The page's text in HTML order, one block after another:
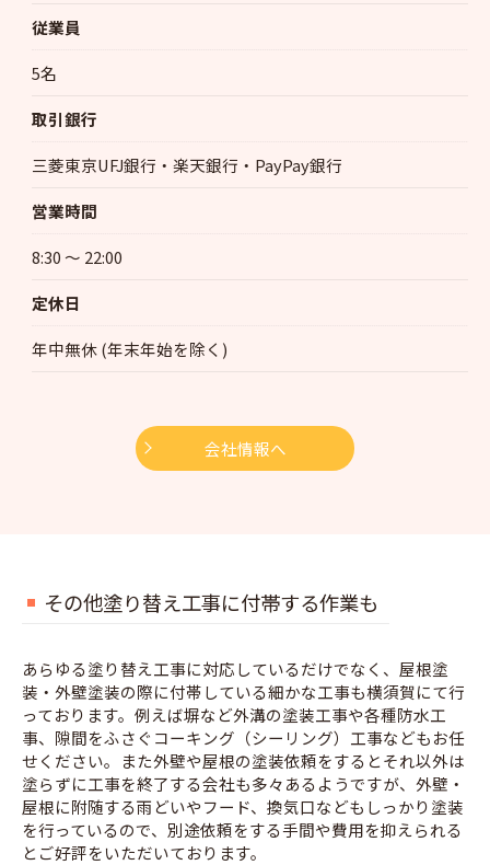
従業員
5名
取引銀行
三菱東京UFJ銀行・楽天銀行・PayPay銀行
営業時間
8:30 〜 22:00
定休日
年中無休 (年末年始を除く)
会社情報へ
その他塗り替え工事に付帯する作業も
あらゆる塗り替え工事に対応しているだけでなく、屋根塗
装・外壁塗装の際に付帯している細かな工事も横須賀にて行
っております。例えば塀など外溝の塗装工事や各種防水工
事、隙間をふさぐコーキング（シーリング）工事などもお任
せください。また外壁や屋根の塗装依頼をするとそれ以外は
塗らずに工事を終了する会社も多々あるようですが、外壁・
屋根に附随する雨どいやフード、換気口などもしっかり塗装
を行っているので、別途依頼をする手間や費用を抑えられる
とご好評をいただいております。